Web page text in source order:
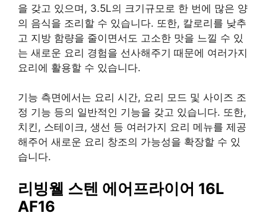
을 갖고 있으며, 3.5L의 크기규모로 한 번에 많은 양
의 음식을 조리할 수 있습니다. 또한, 칼로리를 낮추
고 지방 함량을 줄이면서도 고소한 맛을 느낄 수 있
는 새로운 요리 경험을 선사해주기 때문에 여러가지
요리에 활용할 수 있습니다.
기능 측면에서는 요리 시간, 요리 모드 및 사이즈 조
정 기능 등의 일반적인 기능을 갖고 있습니다. 또한,
치킨, 스테이크, 생선 등 여러가지 요리 메뉴를 제공
해주어 새로운 요리 창조의 가능성을 확장할 수 있
습니다.
리빙웰 스텐 에어프라이어 16L
AF16